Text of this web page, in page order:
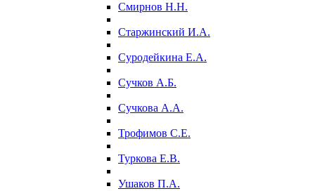
Смирнов Н.Н.
Старжинский И.А.
Суродейкина Е.А.
Сучков А.Б.
Сучкова А.А.
Трофимов С.Е.
Туркова Е.В.
Ушаков П.А.